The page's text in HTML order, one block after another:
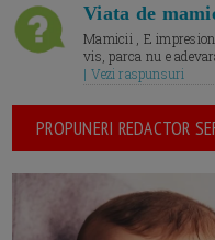
Viata de
Mamicii , E
vis, parca nu e
| Vezi raspunsuri
PROPUNERI REDACTOR